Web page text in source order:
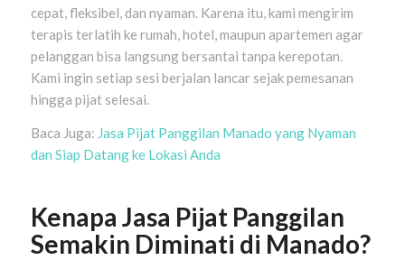
cepat, fleksibel, dan nyaman. Karena itu, kami mengirim
terapis terlatih ke rumah, hotel, maupun apartemen agar
pelanggan bisa langsung bersantai tanpa kerepotan.
Kami ingin setiap sesi berjalan lancar sejak pemesanan
hingga pijat selesai.
Baca Juga: Jasa Pijat Panggilan Manado yang Nyaman
dan Siap Datang ke Lokasi Anda
Kenapa Jasa Pijat Panggilan
Semakin Diminati di Manado?